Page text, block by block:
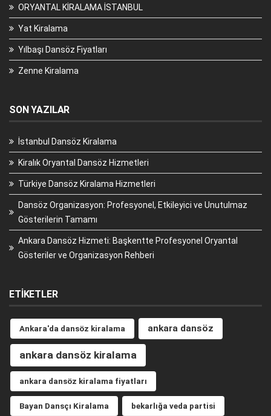
ORYANTAL KİRALAMA İSTANBUL
Yat Kiralama
Yılbaşı Dansöz Fiyatları
Zenne Kiralama
SON YAZILAR
İstanbul Dansöz Kiralama
Kiralık Oryantal Dansöz Hizmetleri
Türkiye Dansöz Kiralama Hizmetleri
Dansöz Organizasyon: Profesyonel, Etkileyici ve Unutulmaz
Gösterilerin Tamamı
Ankara Dansöz Hizmeti: Başkentte Profesyonel Oryantal
Gösteriler ve Organizasyon Rehberi
ETIKETLER
Ankara'da dansöz kiralama ankara dansöz
ankara dansöz kiralama
ankara dansöz kiralama fiyatları
Bayan Dansçı Kiralama bekarlığa veda partisi